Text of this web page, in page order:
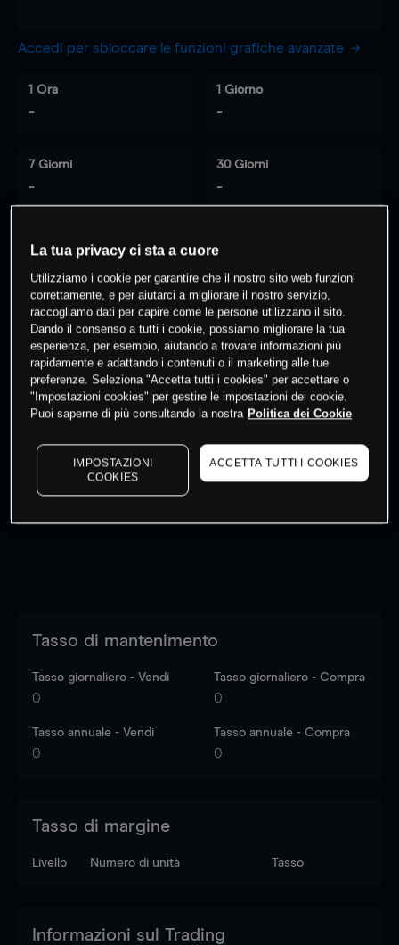
Accedi per sbloccare le funzioni grafiche avanzate
1 Ora
-
1 Giorno
-
7 Giorni
-
30 Giorni
-
% dei clienti hanno posizioni
questo prodotto
Fai trading
I prezzi sono solo indicativi. Accediper vedere gli ultimi
dati di mercato
to see latest market data
Tasso di mantenimento
Tasso giornaliero - Vendi
0
Tasso giornaliero - Compra
0
Tasso annuale - Vendi
0
Tasso annuale - Compra
0
Tasso di margine
Livello Numero di unità Tasso
Informazioni sul Trading
La tua privacy ci sta a cuore
Utilizziamo i cookie per garantire che il nostro sito web funzioni
correttamente, e per aiutarci a migliorare il nostro servizio,
raccogliamo dati per capire come le persone utilizzano il sito.
Dando il consenso a tutti i cookie, possiamo migliorare la tua
esperienza, per esempio, aiutando a trovare informazioni più
rapidamente e adattando i contenuti o il marketing alle tue
preferenze. Seleziona "Accetta tutti i cookies" per accettare o
"Impostazioni cookies" per gestire le impostazioni dei cookie.
Puoi saperne di più consultando la nostra Politica dei Cookie
IMPOSTAZIONI
COOKIES
ACCETTA TUTTI I COOKIES